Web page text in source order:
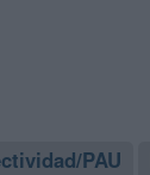
PAU